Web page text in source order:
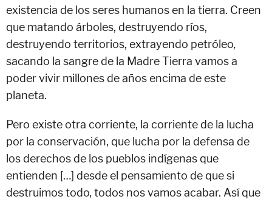
existencia de los seres humanos en la tierra. Creen
que matando árboles, destruyendo ríos,
destruyendo territorios, extrayendo petróleo,
sacando la sangre de la Madre Tierra vamos a
poder vivir millones de años encima de este
planeta.
Pero existe otra corriente, la corriente de la lucha
por la conservación, que lucha por la defensa de
los derechos de los pueblos indígenas que
entienden […] desde el pensamiento de que si
destruimos todo, todos nos vamos acabar. Así que